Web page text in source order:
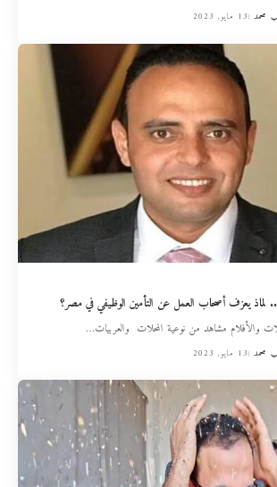
محمد 13 مايو, 2023
يعزف أصحاب العمل عن التأمين الوظيفي في مصر؟
والأفلام مشاهد من نوعية المحلات والعربيات…
محمد 13 مايو, 2023